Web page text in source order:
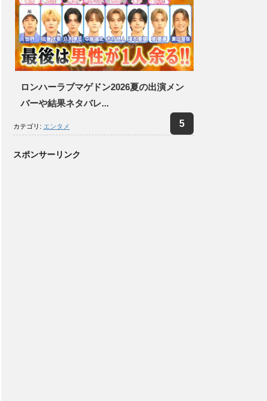
ロンハーラブマゲドン2026夏の出演メン
バーや結果ネタバレ...
カテゴリ: エンタメ
スポンサーリンク